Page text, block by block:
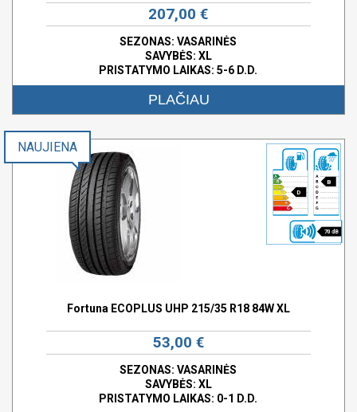
207,00 €
SEZONAS: VASARINĖS
SAVYBĖS: XL
PRISTATYMO LAIKAS: 5-6 D.D.
PLAČIAU
D
B
70 dB
NAUJIENA
Fortuna ECOPLUS UHP 215/35 R18 84W XL
53,00 €
SEZONAS: VASARINĖS
SAVYBĖS: XL
PRISTATYMO LAIKAS: 0-1 D.D.